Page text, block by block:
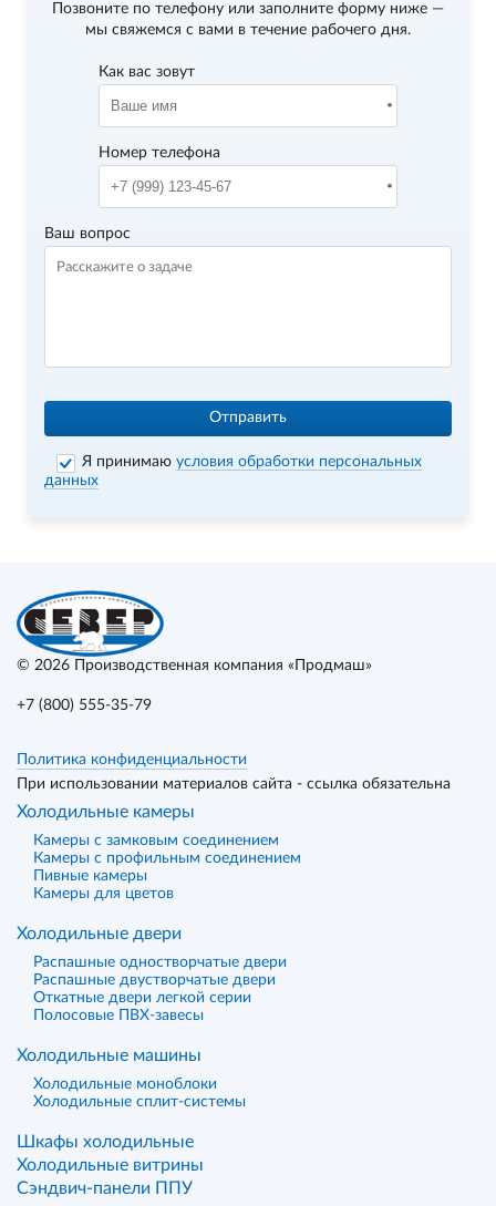
Позвоните по телефону или заполните форму ниже —
мы свяжемся с вами в течение рабочего дня.
Как вас зовут
Номер телефона
Ваш вопрос
Отправить
Я принимаюусловия обработки персональных
данных
© 2026 Производственная компания «Продмаш»
+7 (800) 555-35-79
Политика конфиденциальности
При использовании материалов сайта - ссылка обязательна
Холодильные камеры
Камеры с замковым соединением
Камеры с профильным соединением
Пивные камеры
Камеры для цветов
Холодильные двери
Распашные одностворчатые двери
Распашные двустворчатые двери
Откатные двери легкой серии
Полосовые ПВХ-завесы
Холодильные машины
Холодильные моноблоки
Холодильные сплит-системы
Шкафы холодильные
Холодильные витрины
Сэндвич-панели ППУ